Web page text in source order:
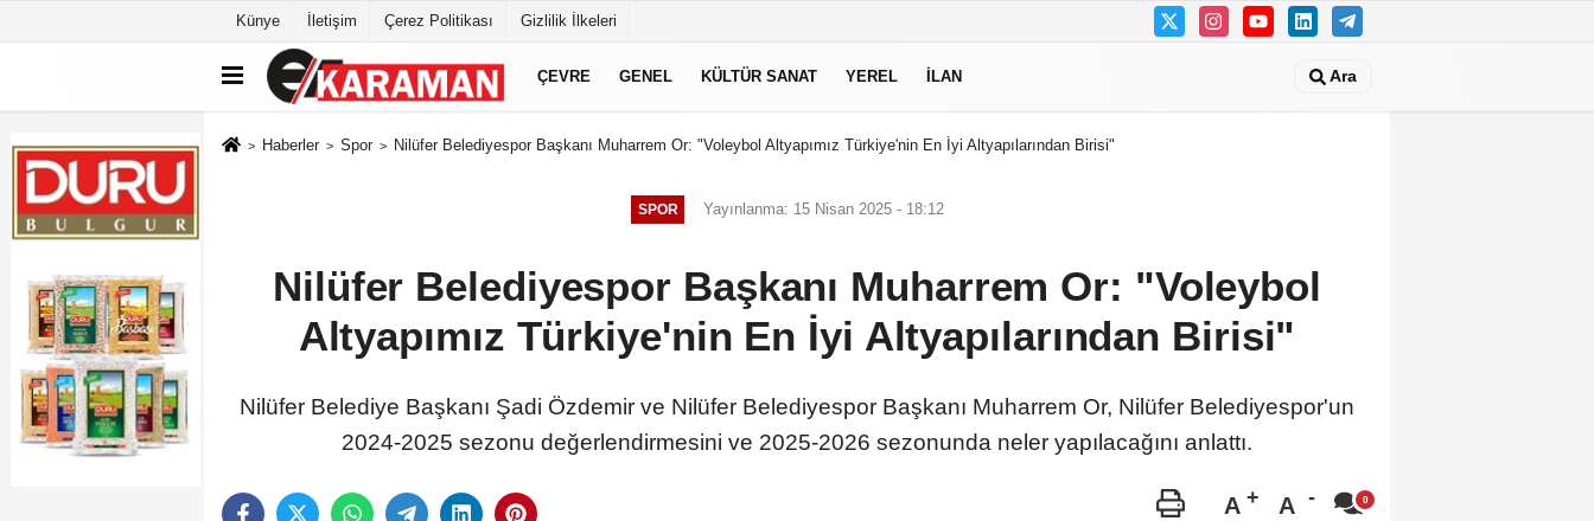
Künye İletişim Çerez Politikası Gizlilik İlkeleri
ÇEVRE GENEL KÜLTÜR SANAT YEREL İLAN Ara
Haberler Spor Nilüfer Belediyespor Başkanı Muharrem Or: "Voleybol Altyapımız Türkiye'nin En İyi Altyapılarından Birisi"
SPOR Yayınlanma: 15 Nisan 2025 - 18:12
Nilüfer Belediyespor Başkanı Muharrem Or: "Voleybol
Altyapımız Türkiye'nin En İyi Altyapılarından Birisi"
Nilüfer Belediye Başkanı Şadi Özdemir ve Nilüfer Belediyespor Başkanı Muharrem Or, Nilüfer Belediyespor'un
2024-2025 sezonu değerlendirmesini ve 2025-2026 sezonunda neler yapılacağını anlattı.
A A